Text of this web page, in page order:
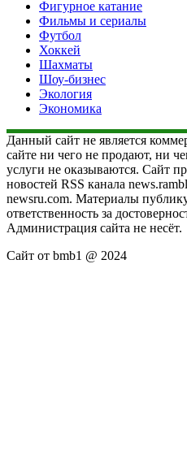
Фигурное катание
Фильмы и сериалы
Футбол
Хоккей
Шахматы
Шоу-бизнес
Экология
Экономика
Данный сайт не является
сайте ни чего не продают, ни
услуги не оказываются. Сайт
новостей RSS канала
newsru.com. Материалы
ответственность за
Администрация сайта не несёт.
Сайт от bmb1 @ 2024